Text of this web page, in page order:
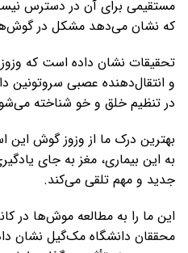
مستقیمی برای آن در دسترس
که نشان می‌دهد مشکل در
تحقیقات نشان داده است که
و انتقال‌دهنده عصبی سروتونین
در تنظیم خلق و خو شناخته
بهترین درک ما از وزوز گوش این
به این بیماری، مغز به جای
جدید و مهم تلقی می‌کند.
این ما را به مطالعه موش‌ها در
محققان دانشگاه مک‌گیل نشان